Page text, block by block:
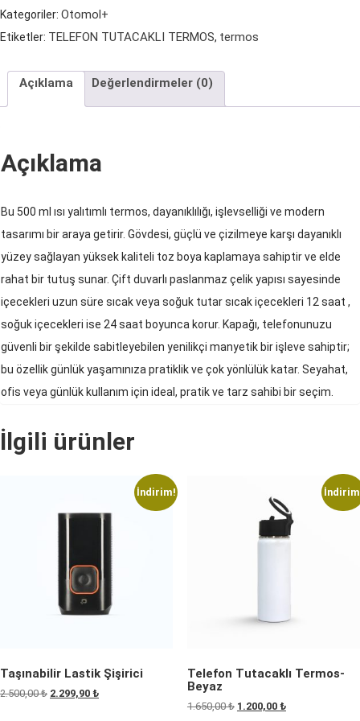
Kategoriler: Otomol+
Etiketler: TELEFON TUTACAKLI TERMOS, termos
Açıklama Değerlendirmeler (0)
Açıklama
Bu 500 ml ısı yalıtımlı termos, dayanıklılığı, işlevselliği ve modern
tasarımı bir araya getirir. Gövdesi, güçlü ve çizilmeye karşı dayanıklı
yüzey sağlayan yüksek kaliteli toz boya kaplamaya sahiptir ve elde
rahat bir tutuş sunar. Çift duvarlı paslanmaz çelik yapısı sayesinde
içecekleri uzun süre sıcak veya soğuk tutar sıcak içecekleri 12 saat ,
soğuk içecekleri ise 24 saat boyunca korur. Kapağı, telefonunuzu
güvenli bir şekilde sabitleyebilen yenilikçi manyetik bir işleve sahiptir;
bu özellik günlük yaşamınıza pratiklik ve çok yönlülük katar. Seyahat,
ofis veya günlük kullanım için ideal, pratik ve tarz sahibi bir seçim.
İlgili ürünler
İndirim!
Taşınabilir Lastik Şişirici
2.500,00₺ Orijinal
2.299,90 ₺Şu
Telefon Tutacaklı Termos-
Beyaz
1.650,00₺ Orijinal
1.200,00 ₺Şu